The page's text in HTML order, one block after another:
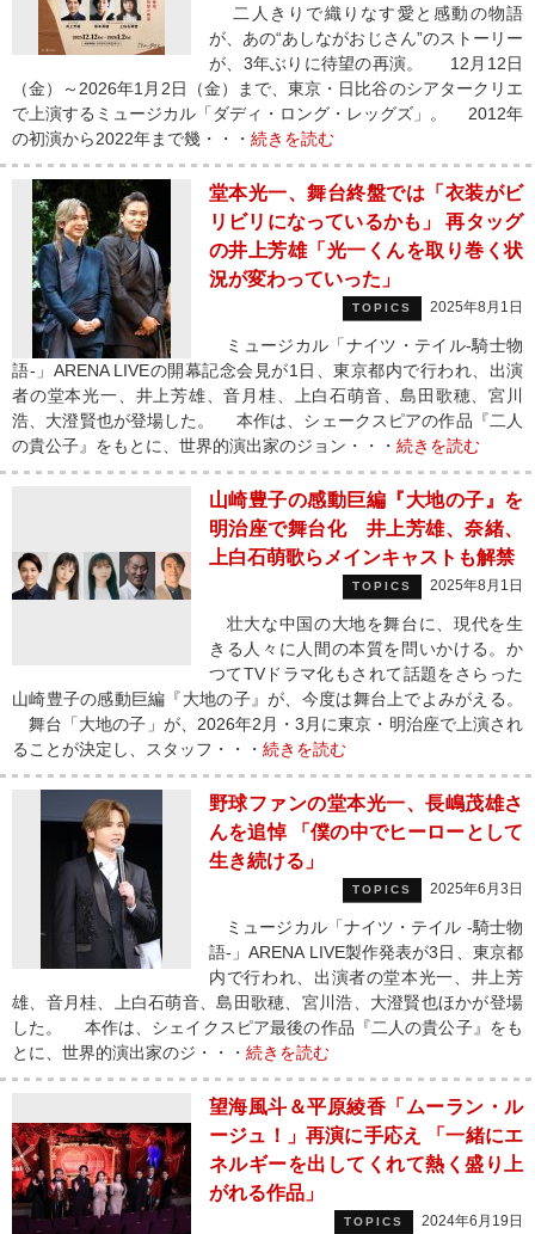
二人きりで織りなす愛と感動の物語
が、あの“あしながおじさん”のストーリー
が、3年ぶりに待望の再演。 12月12日
（金）～2026年1月2日（金）まで、東京・日比谷のシアタークリエ
で上演するミュージカル「ダディ・ロング・レッグズ」。 2012年
の初演から2022年まで幾・・・ 続きを読む
堂本光一、舞台終盤では「衣装がビ
リビリになっているかも」 再タッグ
の井上芳雄「光一くんを取り巻く状
況が変わっていった」
TOPICS 2025年8月1日
ミュージカル「ナイツ・テイル-騎士物
語-」ARENA LIVEの開幕記念会見が1日、東京都内で行われ、出演
者の堂本光一、井上芳雄、音月桂、上白石萌音、島田歌穂、宮川
浩、大澄賢也が登場した。 本作は、シェークスピアの作品『二人
の貴公子』をもとに、世界的演出家のジョン・・・ 続きを読む
山崎豊子の感動巨編『大地の子』を
明治座で舞台化 井上芳雄、奈緒、
上白石萌歌らメインキャストも解禁
TOPICS 2025年8月1日
壮大な中国の大地を舞台に、現代を生
きる人々に人間の本質を問いかける。か
つてTVドラマ化もされて話題をさらった
山崎豊子の感動巨編『大地の子』が、今度は舞台上でよみがえる。
舞台「大地の子」が、2026年2月・3月に東京・明治座で上演され
ることが決定し、スタッフ・・・ 続きを読む
野球ファンの堂本光一、長嶋茂雄さ
んを追悼 「僕の中でヒーローとして
生き続ける」
TOPICS 2025年6月3日
ミュージカル「ナイツ・テイル -騎士物
語-」ARENA LIVE製作発表が3日、東京都
内で行われ、出演者の堂本光一、井上芳
雄、音月桂、上白石萌音、島田歌穂、宮川浩、大澄賢也ほかが登場
した。 本作は、シェイクスピア最後の作品『二人の貴公子』をも
とに、世界的演出家のジ・・・ 続きを読む
望海風斗＆平原綾香「ムーラン・ル
ージュ！」再演に手応え 「一緒にエ
ネルギーを出してくれて熱く盛り上
がれる作品」
TOPICS 2024年6月19日